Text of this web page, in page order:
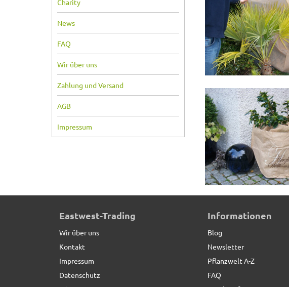
Charity
News
FAQ
Wir über uns
Zahlung und Versand
AGB
Impressum
Eastwest-Trading
Wir über uns
Kontakt
Impressum
Datenschutz
Informationen
Blog
Newsletter
Pflanzwelt A-Z
FAQ